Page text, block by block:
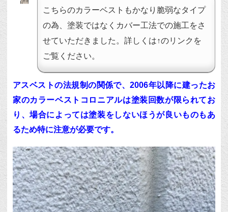
定期的なメンテナンス（塗装）が必要で、
それを怠ると劣化が進み、塗装では手に負
えな...
こちらのカラーベストもかなり脆弱なタイプ
の為、塗装ではなくカバー工法での施工をさ
せていただきました。詳しくは↑のリンクを
ご覧ください。
アスベストの法規制の関係で、2006年以降に建ったお
家のカラーベストコロニアルは塗装回数が限られてお
り、場合によっては塗装をしないほうが良いものもあ
るため特に注意が必要です。